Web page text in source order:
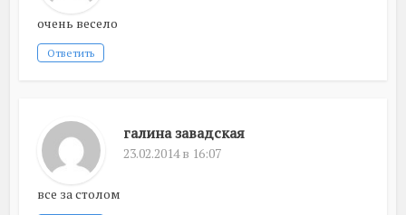
очень весело
Ответить
галина завадская
23.02.2014 в 16:07
все за столом